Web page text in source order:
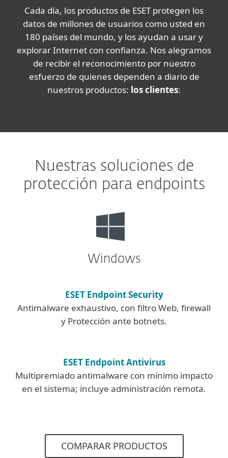
Cada día, los productos de ESET protegen los
datos de millones de usuarios como usted en
180 países del mundo, y los ayudan a usar y
explorar Internet con confianza. Nos alegramos
de recibir el reconocimiento por nuestro
esfuerzo de quienes dependen a diario de
nuestros productos: los clientes:
Nuestras soluciones de
protección para endpoints
Windows
ESET Endpoint Security
Antimalware exhaustivo, con filtro Web, firewall
y Protección ante botnets.
ESET Endpoint Antivirus
Multipremiado antimalware con mínimo impacto
en el sistema; incluye administración remota.
COMPARAR PRODUCTOS